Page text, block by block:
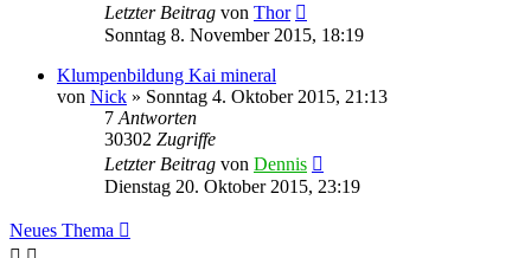
Letzter Beitrag von Thor
Sonntag 8. November 2015, 18:19
Klumpenbildung Kai mineral
von Nick » Sonntag 4. Oktober 2015, 21:13
7 Antworten
30302 Zugriffe
Letzter Beitrag von Dennis
Dienstag 20. Oktober 2015, 23:19
Neues Thema